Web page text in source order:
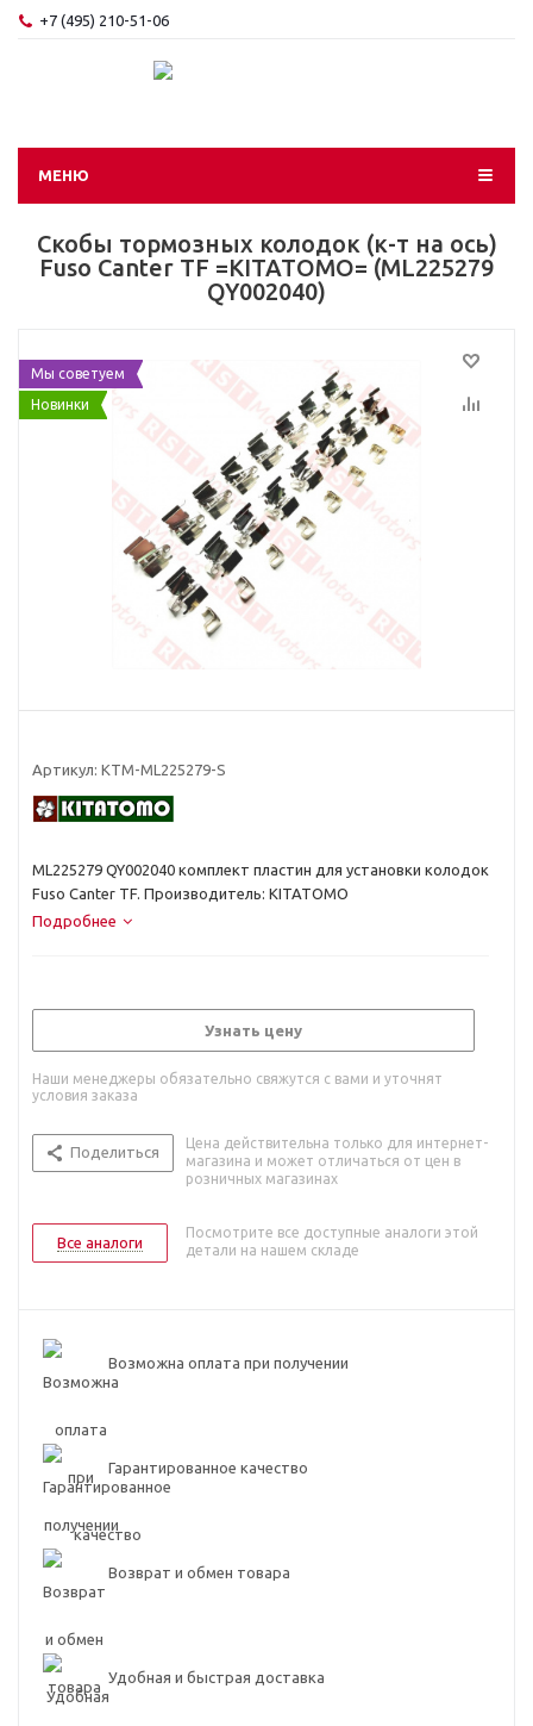
+7 (495) 210-51-06
МЕНЮ
Скобы тормозных колодок (к-т на ось)
Fuso Canter TF =KITATOMO= (ML225279
QY002040)
Мы советуем
Новинки
Артикул: KTM-ML225279-S
ML225279 QY002040 комплект пластин для установки колодок
Fuso Canter TF. Производитель: KITATOMO
Подробнее
Узнать цену
Наши менеджеры обязательно свяжутся с вами и уточнят
условия заказа
Поделиться
Цена действительна только для интернет-
магазина и может отличаться от цен в
розничных магазинах
Все аналоги
Посмотрите все доступные аналоги этой
детали на нашем складе
Возможна оплата при получении
Гарантированное качество
Возврат и обмен товара
Удобная и быстрая доставка